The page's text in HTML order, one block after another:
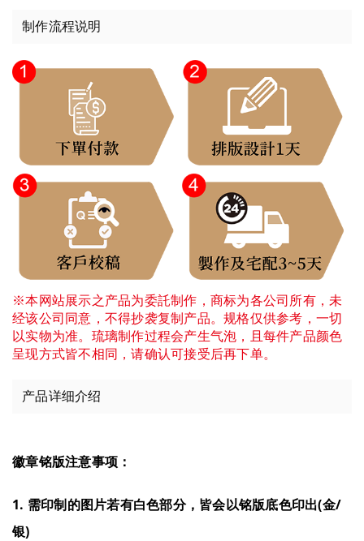
制作流程说明
※本网站展示之产品为委託制作，商标为各公司所有，未
经该公司同意，不得抄袭复制产品。规格仅供参考，一切
以实物为准。琉璃制作过程会产生气泡，且每件产品颜色
呈现方式皆不相同，请确认可接受后再下单。
产品详细介绍
徽章铭版注意事项：
1. 需印制的图片若有白色部分，皆会以铭版底色印出(金/
银)